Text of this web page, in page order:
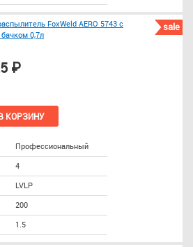
sale
FoxWeld AERO 5743 с
0,7л
КОРЗИНУ
₽
Профессиональный
4
LVLP
200
1.5